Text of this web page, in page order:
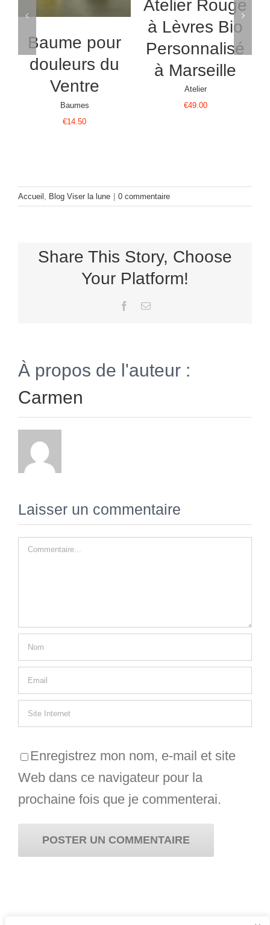
Baume pour
douleurs du
Ventre
Baumes
€14.50
Atelier Rouge
à Lèvres Bio
Personnalisé
à Marseille
Atelier
€49.00
Accueil Blog Viser la lune | 0 commentaire
Share This Story, Choose
Your Platform!
Facebook
Email
À propos de l'auteur :
Carmen
Laisser un commentaire
Commentaire
Enregistrez mon nom, e-mail et site
Web dans ce navigateur pour la
prochaine fois que je commenterai.